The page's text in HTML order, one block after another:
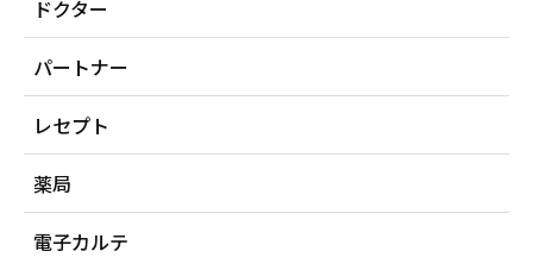
ドクター
パートナー
レセプト
薬局
電子カルテ